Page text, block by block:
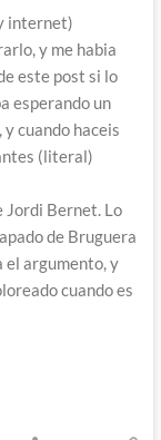
internet)
y me habia
este post si lo
esperando un
cuando haceis
(literal)
Jordi Bernet. Lo
de Bruguera
el argumento, y
cuando es